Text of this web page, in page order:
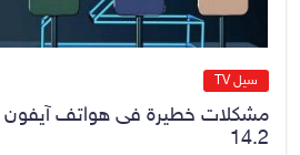
سيل TV
14.2